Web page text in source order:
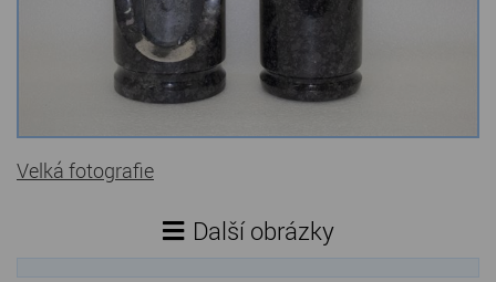
Štípané kamenné obklady
Dárkové předměty z přírodního kamene
Gabiony, gabionový kámen
Velká fotografie
Další obrázky